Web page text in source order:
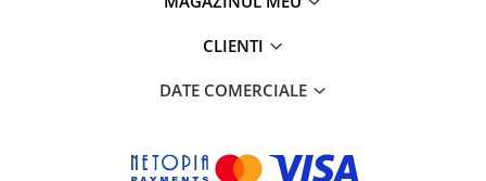
CLIENTI
DATE COMERCIALE